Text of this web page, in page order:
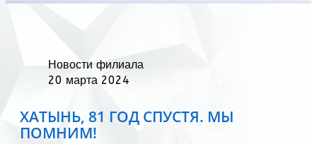
Новости филиала
20 марта 2024
ХАТЫНЬ, 81 ГОД СПУСТЯ. МЫ
ПОМНИМ!